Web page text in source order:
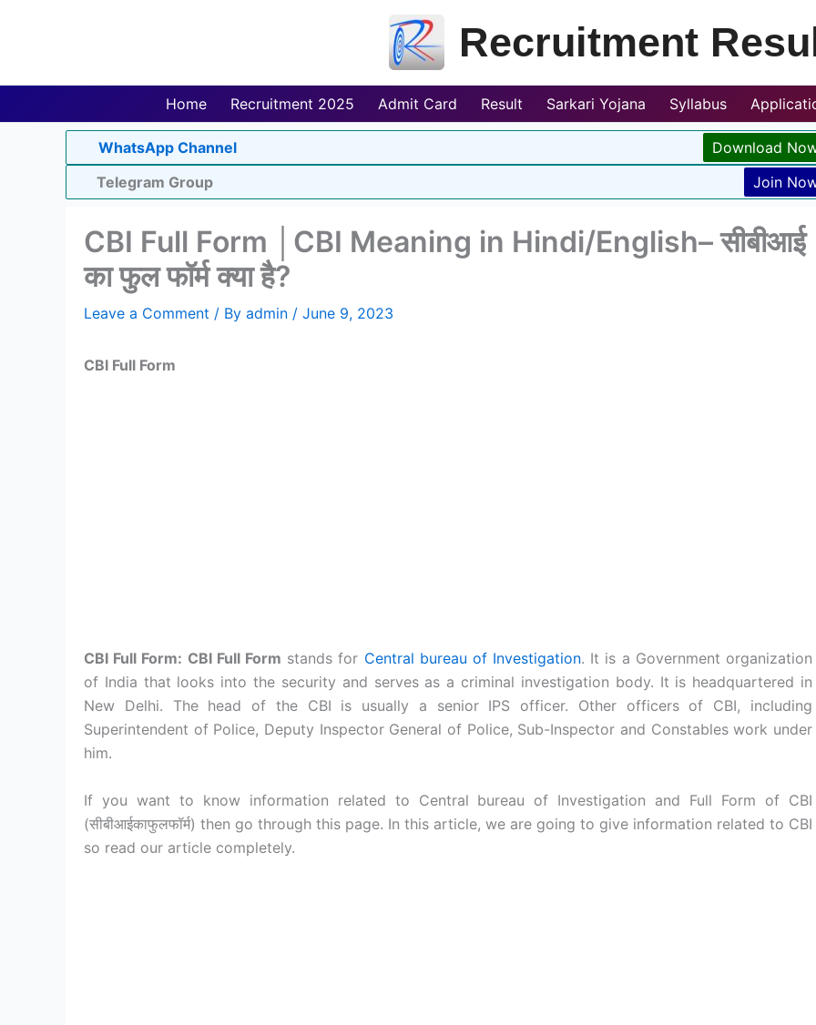
Recruitment
Home Recruitment 2025 Admit Card Result Sarkari Yojana Syllabus
WhatsApp Channel
Download
Telegram Group
Join
CBI Full Form │CBI Meaning in Hindi/English– सीबीआई
का फुल फॉर्म क्या है?
Leave a Comment / By admin / June 9, 2023
CBI Full Form
CBI Full Form: CBI Full Form stands for Central bureau of Investigation. It is a Government organization
of India that looks into the security and serves as a criminal investigation body. It is headquartered in
New Delhi. The head of the CBI is usually a senior IPS officer. Other officers of CBI, including
Superintendent of Police, Deputy Inspector General of Police, Sub-Inspector and Constables work under
him.
If you want to know information related to Central bureau of Investigation and Full Form of CBI
(सीबीआईकाफुलफॉर्म) then go through this page. In this article, we are going to give information related to CBI
so read our article completely.